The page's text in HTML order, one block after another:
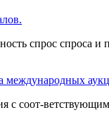
спрос спроса и
международных
с соот-